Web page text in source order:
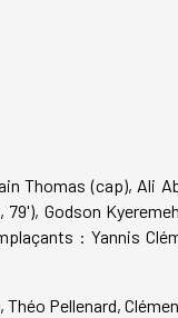
Thomas (cap), Ali
Godson
: Yannis
Théo Pellenard,